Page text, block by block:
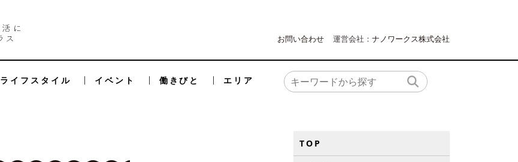
お問い合わせ 運営会社： ナノワークス株式会社
ライフスタイル イベント 働きびと エリア
TOP